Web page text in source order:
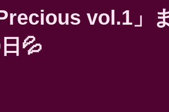
vol.1」
💦